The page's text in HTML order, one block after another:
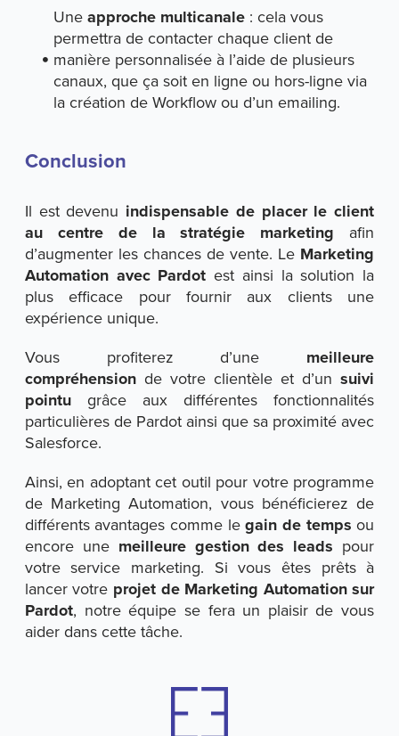
Uneapproche multicanale : cela vous
permettra de contacter chaque client de
manière personnalisée à l’aide de plusieurs
canaux, que ça soit en ligne ou hors-ligne via
la création de Workflow ou d’un emailing.
Conclusion
Il est devenu indispensable de placer le client
au centre de la stratégie marketing afin
d’augmenter les chances de vente. Le Marketing
Automation avec Pardot est ainsi la solution la
plus efficace pour fournir aux clients une
expérience unique.
Vous profiterez d’une meilleure
compréhensionde votre clientèle et d’unsuivi
pointugrâce aux différentes fonctionnalités
particulières de Pardot ainsi que sa proximité avec
Salesforce.
Ainsi, en adoptant cet outil pour votre programme
de Marketing Automation, vous bénéficierez de
différents avantages comme legain de temps ou
encore une meilleure gestion des leads pour
votre service marketing. Si vous êtes prêts à
lancer votre projet de Marketing Automation sur
Pardot, notre équipe se fera un plaisir de vous
aider dans cette tâche.